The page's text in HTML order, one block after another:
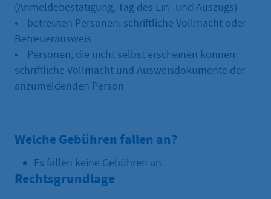
(Anmeldebestätigung, Tag des Ein- und Auszugs)
• betreuten Personen: schriftliche Vollmacht oder
Betreuerausweis
• Personen, die nicht selbst erscheinen können:
schriftliche Vollmacht und Ausweisdokumente der
anzumeldenden Person
Welche Gebühren fallen an?
Es fallen keine Gebühren an.
Rechtsgrundlage